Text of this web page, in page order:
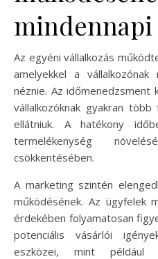
mindennapi
Az egyéni vállalkozás
amelyekkel a
néznie. Az időmenedzsment
vállalkozóknak gyakran
ellátniuk. A hatékony
termelékenység
csökkentésében.
A marketing szintén
működésének. Az ügyfelek
érdekében folyamatosan
potenciális vásárlói
eszközei, mint